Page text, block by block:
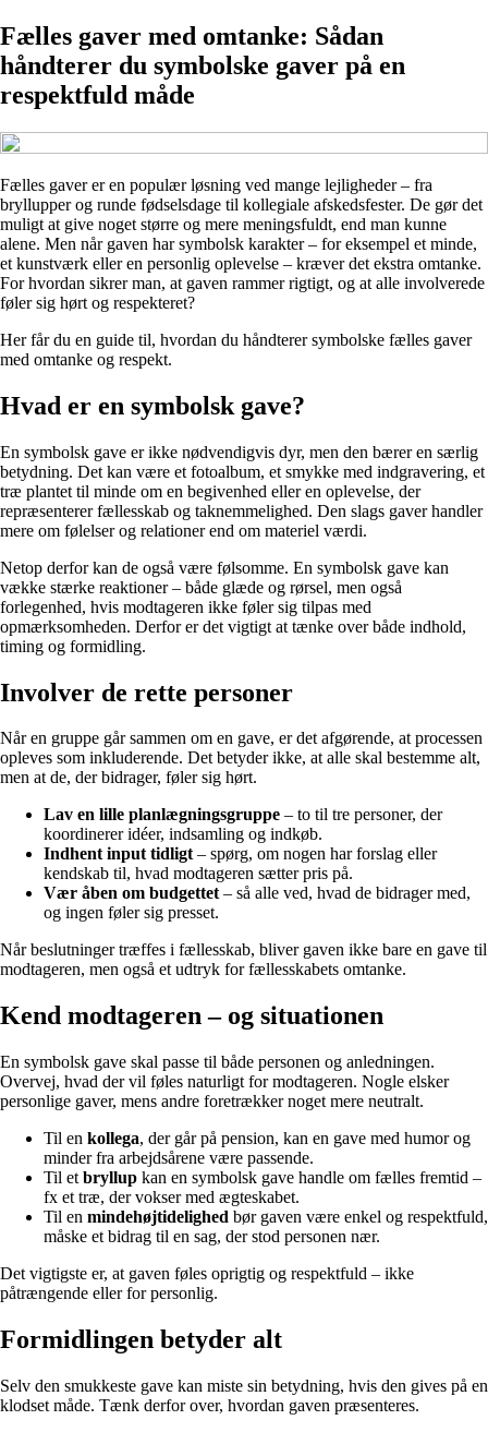
Fælles gaver med omtanke: Sådan
håndterer du symbolske gaver på en
respektfuld måde
Fælles gaver er en populær løsning ved mange lejligheder – fra
bryllupper og runde fødselsdage til kollegiale afskedsfester. De gør det
muligt at give noget større og mere meningsfuldt, end man kunne
alene. Men når gaven har symbolsk karakter – for eksempel et minde,
et kunstværk eller en personlig oplevelse – kræver det ekstra omtanke.
For hvordan sikrer man, at gaven rammer rigtigt, og at alle involverede
føler sig hørt og respekteret?
Her får du en guide til, hvordan du håndterer symbolske fælles gaver
med omtanke og respekt.
Hvad er en symbolsk gave?
En symbolsk gave er ikke nødvendigvis dyr, men den bærer en særlig
betydning. Det kan være et fotoalbum, et smykke med indgravering, et
træ plantet til minde om en begivenhed eller en oplevelse, der
repræsenterer fællesskab og taknemmelighed. Den slags gaver handler
mere om følelser og relationer end om materiel værdi.
Netop derfor kan de også være følsomme. En symbolsk gave kan
vække stærke reaktioner – både glæde og rørsel, men også
forlegenhed, hvis modtageren ikke føler sig tilpas med
opmærksomheden. Derfor er det vigtigt at tænke over både indhold,
timing og formidling.
Involver de rette personer
Når en gruppe går sammen om en gave, er det afgørende, at processen
opleves som inkluderende. Det betyder ikke, at alle skal bestemme alt,
men at de, der bidrager, føler sig hørt.
Lav en lille planlægningsgruppe – to til tre personer, der
koordinerer idéer, indsamling og indkøb.
Indhent input tidligt– spørg, om nogen har forslag eller
kendskab til, hvad modtageren sætter pris på.
Vær åben om budgettet– så alle ved, hvad de bidrager med,
og ingen føler sig presset.
Når beslutninger træffes i fællesskab, bliver gaven ikke bare en gave til
modtageren, men også et udtryk for fællesskabets omtanke.
Kend modtageren – og situationen
En symbolsk gave skal passe til både personen og anledningen.
Overvej, hvad der vil føles naturligt for modtageren. Nogle elsker
personlige gaver, mens andre foretrækker noget mere neutralt.
Til en kollega, der går på pension, kan en gave med humor og
minder fra arbejdsårene være passende.
Til et bryllup kan en symbolsk gave handle om fælles fremtid –
fx et træ, der vokser med ægteskabet.
Til en mindehøjtidelighed bør gaven være enkel og respektfuld,
måske et bidrag til en sag, der stod personen nær.
Det vigtigste er, at gaven føles oprigtig og respektfuld – ikke
påtrængende eller for personlig.
Formidlingen betyder alt
Selv den smukkeste gave kan miste sin betydning, hvis den gives på en
klodset måde. Tænk derfor over, hvordan gaven præsenteres.